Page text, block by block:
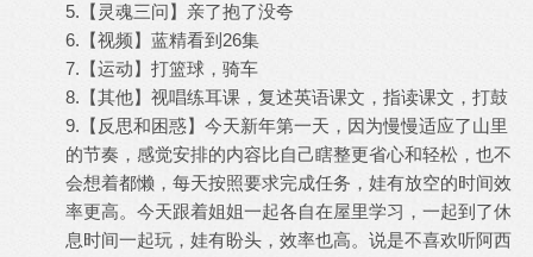
5.【灵魂三问】亲了抱了没夸
6.【视频】蓝精看到26集
7.【运动】打篮球，骑车
8.【其他】视唱练耳课，复述英语课文，指读课文，打鼓
9.【反思和困惑】今天新年第一天，因为慢慢适应了山里
的节奏，感觉安排的内容比自己瞎整更省心和轻松，也不
会想着都懒，每天按照要求完成任务，娃有放空的时间效
率更高。今天跟着姐姐一起各自在屋里学习，一起到了休
息时间一起玩，娃有盼头，效率也高。说是不喜欢听阿西